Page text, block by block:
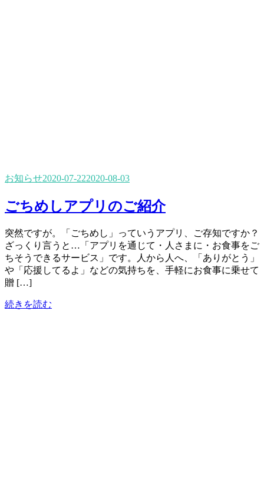
お知らせ2020-07-222020-08-03
ごちめしアプリのご紹介
突然ですが。「ごちめし」っていうアプリ、ご存知ですか？
ざっくり言うと…「アプリを通じて・人さまに・お食事をご
ちそうできるサービス」です。人から人へ、「ありがとう」
や「応援してるよ」などの気持ちを、手軽にお食事に乗せて
贈 […]
続きを読む